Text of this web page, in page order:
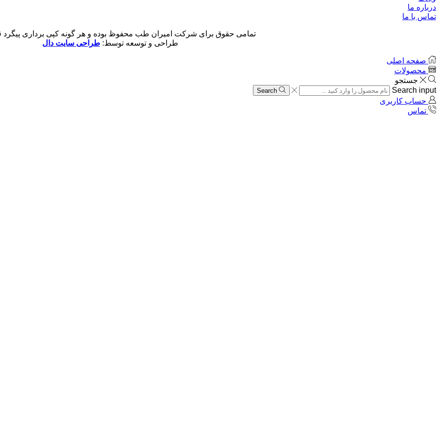
درباره ما
تماس با ما
تمامی حقوق برای شرکت امیران طب محفوظ بوده و هر گونه کپی برداری پیگرد
طراحی و توسعه توسط:طراحی سایت دال
صفحه اصلی
محصولات
جستجو
Search input
Search
حساب کاربری
تماس